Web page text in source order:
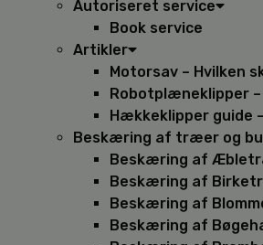
Autoriseret service
Book service
Artikler
Motorsav – Hvilken
Robotplæneklipper
Hækkeklipper guide
Beskæring af træer og
Beskæring af
Beskæring af
Beskæring af
Beskæring af